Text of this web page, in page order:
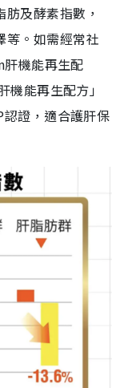
及酵素指數，
等。如需經常社
機能再生配
能再生配方」
證，適合護肝保